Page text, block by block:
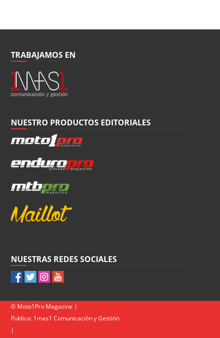
TRABAJAMOS EN
NUESTRO PRODUCTOS EDITORIALES
NUESTRAS REDES SOCIALES
© Moto1Pro Magazine |
Publica: 1mas1 Comunicación y Gestión
|